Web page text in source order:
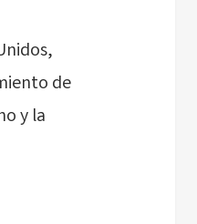
de
y la